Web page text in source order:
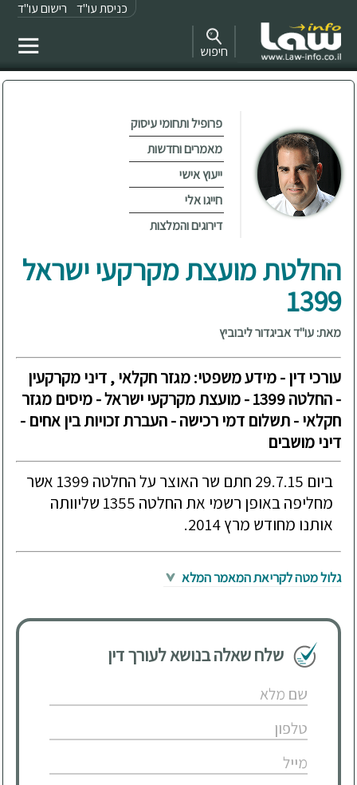
כניסת עו"ד רישום עו"ד
חיפוש
פרופיל ותחומי עיסוק
מאמרים וחדשות
ייעוץ אישי
חייגו אלי
דירוגים והמלצות
החלטת מועצת מקרקעי ישראל
1399
מאת: עו"ד אביגדור ליבוביץ
עורכי דין - מידע משפטי: מגזר חקלאי , דיני מקרקעין
- החלטה 1399 - מועצת מקרקעי ישראל - מיסים מגזר
חקלאי - תשלום דמי רכישה - העברת זכויות בין אחים -
דיני מושבים
ביום 29.7.15 חתם שר האוצר על החלטה 1399 אשר
מחליפה באופן רשמי את החלטה 1355 שליוותה
אותנו מחודש מרץ 2014.
גלול מטה לקריאת המאמר המלא
שלח שאלה בנושא לעורך דין